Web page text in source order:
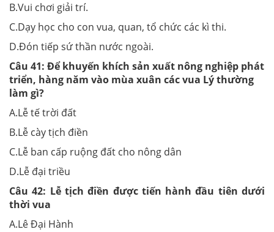
B.Vui chơi giải trí.
C.Dạy học cho con vua, quan, tổ chức các kì thi.
D.Đón tiếp sứ thần nước ngoài.
Câu 41: Để khuyến khích sản xuất nông nghiệp phát
triển, hàng năm vào mùa xuân các vua Lý thường
làm gì?
A.Lễ tế trời đất
B.Lễ cày tịch điền
C.Lễ ban cấp ruộng đất cho nông dân
D.Lễ đại triều
Câu 42: Lễ tịch điền được tiến hành đầu tiên dưới
thời vua
A.Lê Đại Hành